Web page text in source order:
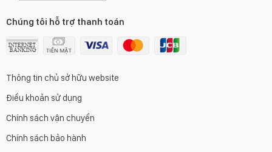
Chúng tôi hỗ trợ thanh toán
Thông tin chủ sở hữu website
Điều khoản sử dụng
Chính sách vận chuyển
Chính sách bảo hành